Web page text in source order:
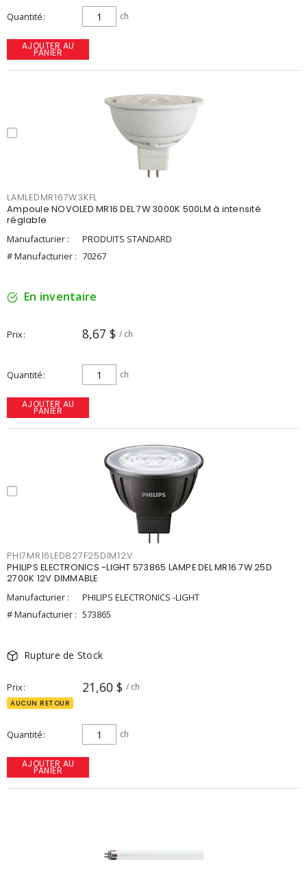
Quantité ch
AJOUTER AU
PANIER
LAMLEDMR167W3KFL
Ampoule NOVOLED MR16 DEL 7W 3000K 500LM à intensité
réglable
Manufacturier :
PRODUITS STANDARD
# Manufacturier : 70267
En inventaire
Prix 8,67 $ / ch
Quantité ch
AJOUTER AU
PANIER
PHI7MR16LED827F25DIM12V
PHILIPS ELECTRONICS -LIGHT 573865 LAMPE DEL MR16 7W 25D
2700K 12V DIMMABLE
Manufacturier :
PHILIPS ELECTRONICS -LIGHT
# Manufacturier : 573865
Rupture de Stock
Prix 21,60 $ / ch
AUCUN RETOUR
Quantité ch
AJOUTER AU
PANIER